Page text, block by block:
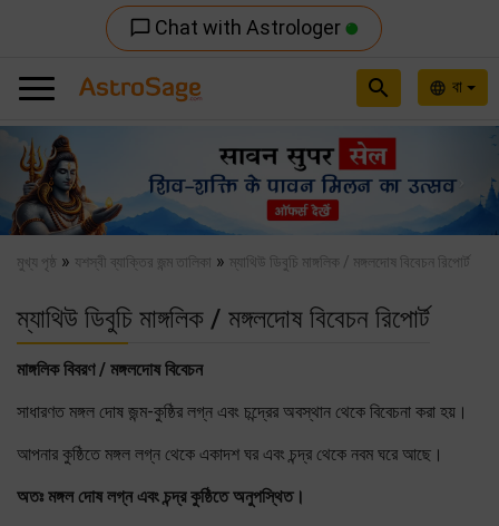
chat_bubble_outline Chat with Astrologer
language বা
search
Previous
মুখ্য পৃষ্ঠ » যশস্বী ব্যাক্তির জন্ম তালিকা » ম্যাথিউ ডিবুচি মাঙ্গলিক / মঙ্গলদোষ বিবেচন রিপোর্ট
ম্যাথিউ ডিবুচি মাঙ্গলিক / মঙ্গলদোষ বিবেচন রিপোর্ট
মাঙ্গলিক বিবরণ / মঙ্গলদোষ বিবেচন
সাধারণত মঙ্গল দোষ জন্ম-কুষ্ঠির লগ্ন এবং চন্দ্রের অবস্থান থেকে বিবেচনা করা হয়।
আপনার কুষ্ঠিতে মঙ্গল লগ্ন থেকে একাদশ ঘর এবং চন্দ্র থেকে নবম ঘরে আছে।
অতঃ মঙ্গল দোষ লগ্ন এবং চন্দ্র কুষ্ঠিতে অনুপস্থিত।